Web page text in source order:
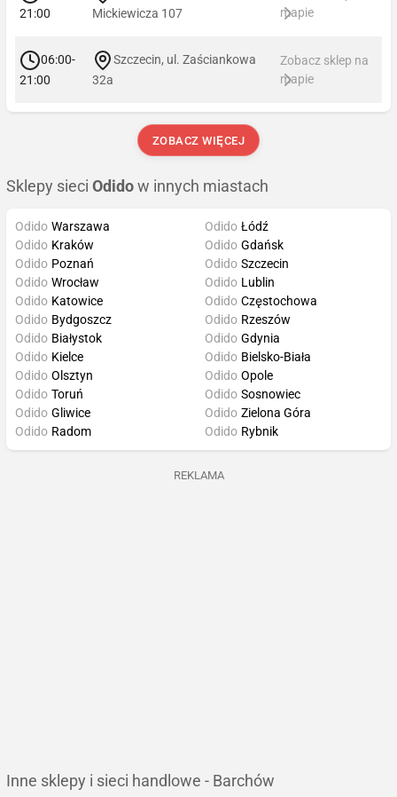
21:00
Mickiewicza 107
mapie
06:00-
21:00
Szczecin, ul. Zaściankowa
32a
Zobacz sklep na
mapie
ZOBACZ WIĘCEJ
Sklepy sieci Odido w innych miastach
Odido Warszawa
Odido Kraków
Odido Poznań
Odido Wrocław
Odido Łódź
Odido Gdańsk
Odido Szczecin
Odido Lublin
Odido Katowice
Odido Bydgoszcz
Odido Białystok
Odido Kielce
Odido Częstochowa
Odido Rzeszów
Odido Gdynia
Odido Bielsko-Biała
Odido Olsztyn
Odido Toruń
Odido Gliwice
Odido Radom
Odido Opole
Odido Sosnowiec
Odido Zielona Góra
Odido Rybnik
REKLAMA
Inne sklepy i sieci handlowe - Barchów